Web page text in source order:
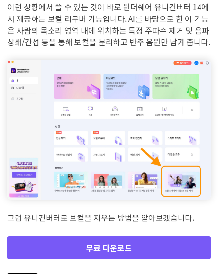
이런 상황에서 쓸 수 있는 것이 바로 원더쉐어 유니컨버터 14에
서 제공하는 보컬 리무버 기능입니다. AI를 바탕으로 한 이 기능
은 사람의 목소리 영역 내에 위치하는 특정 주파수 제거 및 음파
상쇄/간섭 등을 통해 보컬을 분리하고 반주 음원만 남겨 줍니다.
그럼 유니컨버터로 보컬을 지우는 방법을 알아보겠습니다.
무료 다운로드